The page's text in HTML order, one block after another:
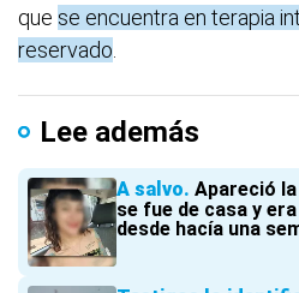
que se encuentra en terapia
reservado
Lee además
A salvo Apareció
se fue de casa y
desde hacía una